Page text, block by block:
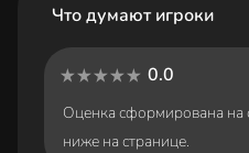
Что думают игроки
0.0
Оценка сформирована на
ниже на странице.